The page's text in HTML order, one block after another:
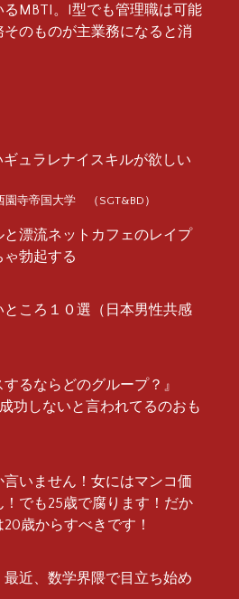
MBTI。I型でも管理職は可能
のものが主業務になると消
ュラレナイスキルが欲しい
園寺帝国大学 （SGT&BD）
漂流ネットカフェのレイプ
勃起する
ところ１０選（日本男性共感
するならどのグループ？』
功しないと言われてるのおも
いません！女にはマンコ価
でも25歳で腐ります！だか
歳からすべきです！
近、数学界隈で目立ち始め